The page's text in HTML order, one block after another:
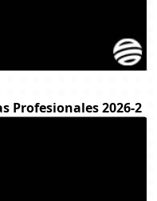
Profesionales 2026-2